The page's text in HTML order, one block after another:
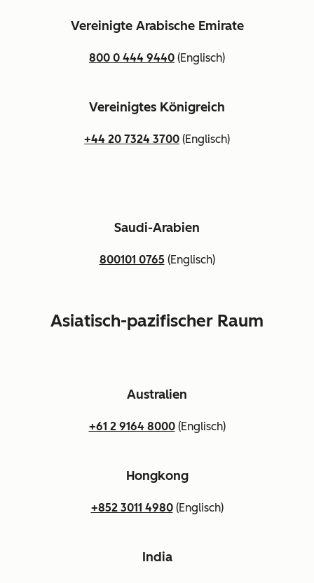
Vereinigte Arabische Emirate
800 0 444 9440 (Englisch)
Vereinigtes Königreich
+44 20 7324 3700 (Englisch)
Saudi-Arabien
800101 0765(Englisch)
Asiatisch-pazifischer Raum
Australien
+61 2 9164 8000(Englisch)
Hongkong
+852 3011 4980(Englisch)
India